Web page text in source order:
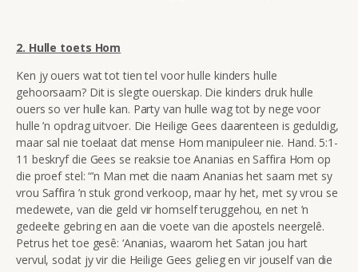
2. Hulle toets Hom
Ken jy ouers wat tot tien tel voor hulle kinders hulle
gehoorsaam? Dit is slegte ouerskap. Die kinders druk hulle
ouers so ver hulle kan. Party van hulle wag tot by nege voor
hulle ’n opdrag uitvoer. Die Heilige Gees daarenteen is geduldig,
maar sal nie toelaat dat mense Hom manipuleer nie. Hand. 5:1-
11 beskryf die Gees se reaksie toe Ananias en Saffira Hom op
die proef stel: “’n Man met die naam Ananias het saam met sy
vrou Saffira ’n stuk grond verkoop, maar hy het, met sy vrou se
medewete, van die geld vir homself teruggehou, en net ’n
gedeelte gebring en aan die voete van die apostels neergelê.
Petrus het toe gesê: ‘Ananias, waarom het Satan jou hart
vervul, sodat jy vir die Heilige Gees gelieg en vir jouself van die